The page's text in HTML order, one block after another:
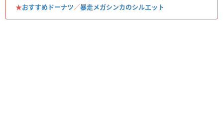
★おすすめドーナツ／暴走メガシンカのシルエット